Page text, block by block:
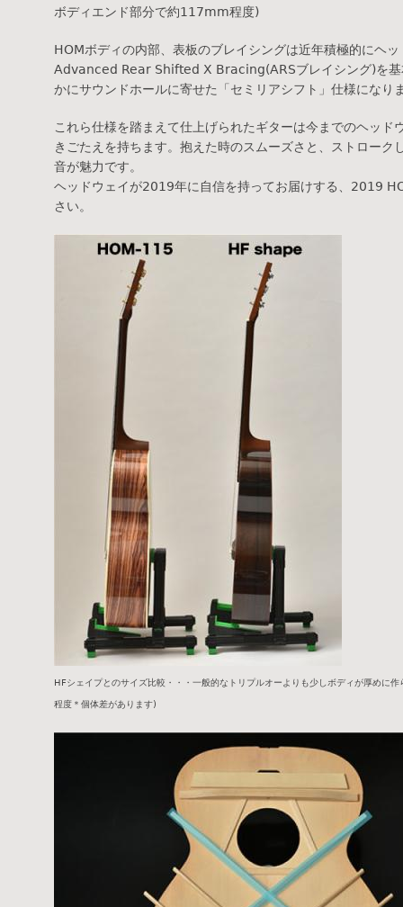
ボディエンド部分で約117mm程度)
HOMボディの内部、表板のブレイシングは近年積極的にヘ
Advanced Rear Shifted X Bracing(ARSブレイシング)を基
かにサウンドホールに寄せた「セミリアシフト」仕様になり
これら仕様を踏まえて仕上げられたギターは今までのヘッド
きごたえを持ちます。抱えた時のスムーズさと、ストローク
音が魅力です。
ヘッドウェイが2019年に自信を持ってお届けする、2019
さい。
HFシェイプとのサイズ比較・・・一般的なトリプルオーよりも少しボディが厚めに
程度＊個体差があります)